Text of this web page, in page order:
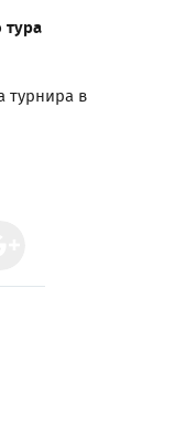
тура
турнира в